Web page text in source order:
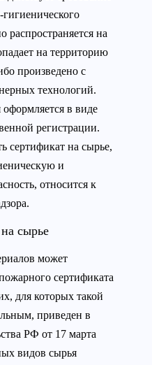
на
на территорию
произведено с
технологий.
в виде
регистрации.
сертификат на сырье,
и
относится к
сырье
может
сертификата
для которых такой
приведен в
РФ от 17 марта
видов сырья